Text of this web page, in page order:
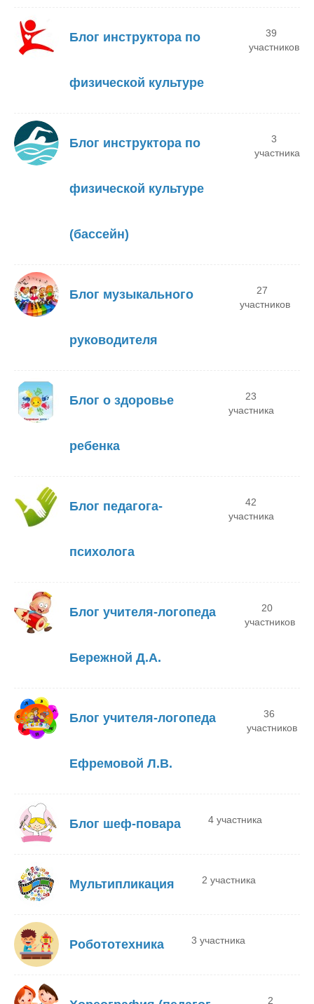
Блог инструктора по
физической культуре
39
участников
Блог инструктора по
физической культуре
(бассейн)
3
участника
Блог музыкального
руководителя
27
участников
Блог о здоровье
ребенка
23
участника
Блог педагога-
психолога
42
участника
Блог учителя-логопеда
Бережной Д.А.
20
участников
Блог учителя-логопеда
Ефремовой Л.В.
36
участников
Блог шеф-повара 4 участника
Мультипликация 2 участника
Робототехника 3 участника
2